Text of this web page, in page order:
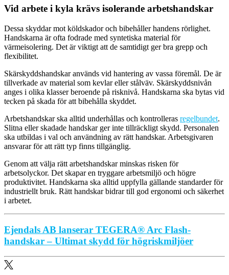
Vid arbete i kyla krävs isolerande arbetshandskar
Dessa skyddar mot köldskador och bibehåller handens rörlighet.
Handskarna är ofta fodrade med syntetiska material för
värmeisolering. Det är viktigt att de samtidigt ger bra grepp och
flexibilitet.
Skärskyddshandskar används vid hantering av vassa föremål. De är
tillverkade av material som kevlar eller stålväv. Skärskyddsnivån
anges i olika klasser beroende på risknivå. Handskarna ska bytas vid
tecken på skada för att bibehålla skyddet.
Arbetshandskar ska alltid underhållas och kontrolleras regelbundet.
Slitna eller skadade handskar ger inte tillräckligt skydd. Personalen
ska utbildas i val och användning av rätt handskar. Arbetsgivaren
ansvarar för att rätt typ finns tillgänglig.
Genom att välja rätt arbetshandskar minskas risken för
arbetsolyckor. Det skapar en tryggare arbetsmiljö och högre
produktivitet. Handskarna ska alltid uppfylla gällande standarder för
industriellt bruk. Rätt handskar bidrar till god ergonomi och säkerhet
i arbetet.
Ejendals AB lanserar TEGERA® Arc Flash-
handskar – Ultimat skydd för högriskmiljöer